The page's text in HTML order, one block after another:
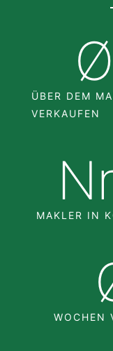
ÜBER DEM
VERKAUFEN
Ø
MAKLER IN
WOCHEN